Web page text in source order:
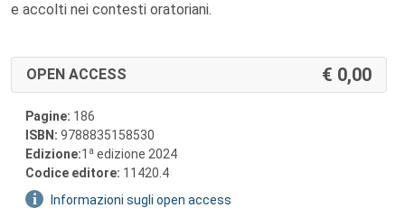
e accolti nei contesti oratoriani.
OPEN ACCESS 0,00
Pagine: 186
ISBN: 9788835158530
Edizione:1 a edizione 2024
Codice editore: 11420.4
Informazioni sugli open access